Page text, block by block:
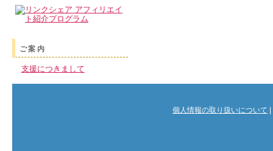
ご案内
支援につきまして
個人情報の取り扱いについて